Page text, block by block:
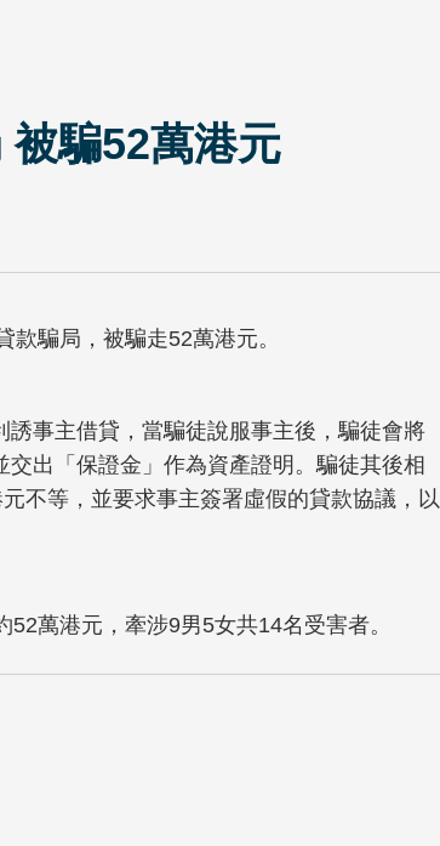
被騙52萬港元
騙局，被騙走52萬港元。
事主借貸，當騙徒說服事主後，騙徒會將
出「保證金」作為資產證明。騙徒其後相
不等，並要求事主簽署虛假的貸款協議，以
萬港元，牽涉9男5女共14名受害者。